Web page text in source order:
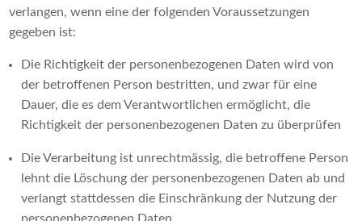
verlangen, wenn eine der folgenden Voraussetzungen
gegeben ist:
Die Richtigkeit der personenbezogenen Daten wird von
der betroffenen Person bestritten, und zwar für eine
Dauer, die es dem Verantwortlichen ermöglicht, die
Richtigkeit der personenbezogenen Daten zu überprüfen
Die Verarbeitung ist unrechtmässig, die betroffene Person
lehnt die Löschung der personenbezogenen Daten ab und
verlangt stattdessen die Einschränkung der Nutzung der